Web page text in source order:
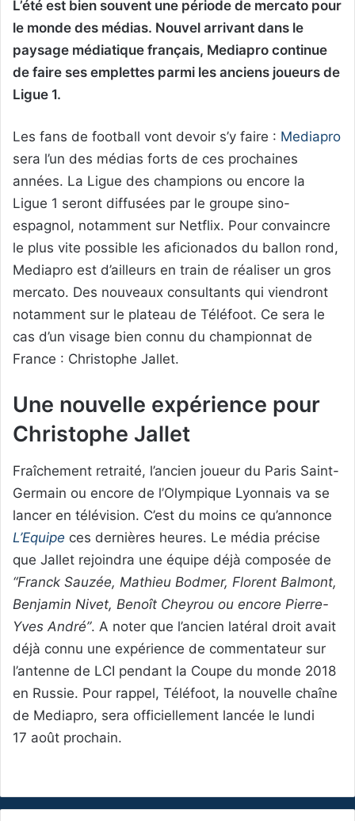
L’été est bien souvent une période de mercato pour
le monde des médias. Nouvel arrivant dans le
paysage médiatique français, Mediapro continue
de faire ses emplettes parmi les anciens joueurs de
Ligue 1.
Les fans de football vont devoir s’y faire : Mediapro
sera l’un des médias forts de ces prochaines
années. La Ligue des champions ou encore la
Ligue 1 seront diffusées par le groupe sino-
espagnol, notamment sur Netflix. Pour convaincre
le plus vite possible les aficionados du ballon rond,
Mediapro est d’ailleurs en train de réaliser un gros
mercato. Des nouveaux consultants qui viendront
notamment sur le plateau de Téléfoot. Ce sera le
cas d’un visage bien connu du championnat de
France : Christophe Jallet.
Une nouvelle expérience pour
Christophe Jallet
Fraîchement retraité, l’ancien joueur du Paris Saint-
Germain ou encore de l’Olympique Lyonnais va se
lancer en télévision. C’est du moins ce qu’annonce
L’Equipe ces dernières heures. Le média précise
que Jallet rejoindra une équipe déjà composée de
“Franck Sauzée, Mathieu Bodmer, Florent Balmont,
Benjamin Nivet, Benoît Cheyrou ou encore Pierre-
Yves André”. A noter que l’ancien latéral droit avait
déjà connu une expérience de commentateur sur
l’antenne de LCI pendant la Coupe du monde 2018
en Russie. Pour rappel, Téléfoot, la nouvelle chaîne
de Mediapro, sera officiellement lancée le lundi
17 août prochain.